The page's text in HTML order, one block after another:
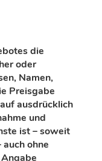
die
oder
Namen,
Preisgabe
ausdrücklich
und
ist – soweit
ohne